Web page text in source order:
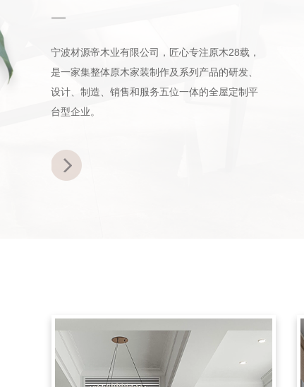
宁波材源帝木业有限公司，匠心专注原木28载，
是一家集整体原木家装制作及系列产品的研发、
设计、制造、销售和服务五位一体的全屋定制平
台型企业。